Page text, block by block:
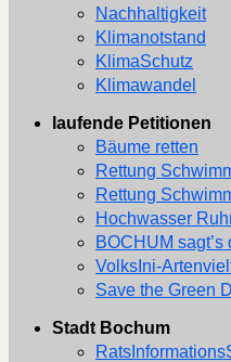
Nachhaltigkeit
Klimanotstand
KlimaSchutz
Klimawandel
laufende Petitionen
Bäume retten
Rettung
Rettung
Hochwasser
BOCHUM
VolksIni-
Save the Green
Stadt Bochum